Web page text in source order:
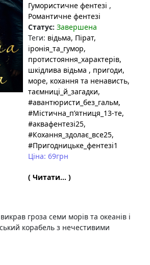
Гумористичне фентезі ,
Романтичне фентезі
Статус: Завершена
Теги: відьма, Пірат,
іронія_та_гумор,
протистояння_характерів,
шкідлива відьма , пригоди,
море, кохання та ненависть,
таємниці_й_загадки,
#авантюристи_без_гальм,
#Містична_пʼятниця_13-те,
#аквафентезі25,
#Кохання_здолає_все25,
#Пригодницьке_фентезі1
Ціна: 69грн
( Читати... )
гроза семи морів та океанів і
корабель з нечестивими